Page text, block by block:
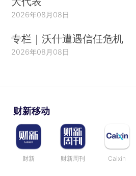
2026年08月08日
专栏｜沃什遭遇信任危机
2026年08月08日
财新移动
财新 财新周刊 Caixin